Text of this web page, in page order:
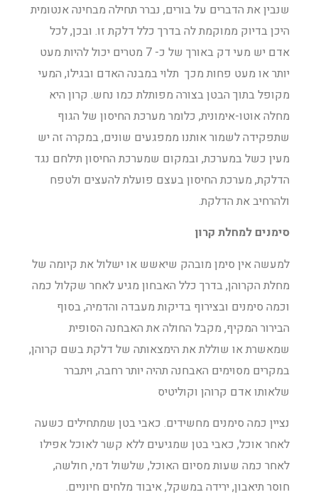
שנבין את הדברים על בורים, נברר תחילה מבחינה אנטומית
היכן בדיוק ממוקמת לה בדרך כלל דלקת זו. ובכן, לכל
אדם יש מעי דק באורך של כ- 7 מטרים יכול להיות מעט
יותר או מעט פחות מכך תלוי במבנה האדם ובגילו, המעי
מקופל בתוך הבטן בצורה מפותלת כמו נחש. קרון היא
מחלה אוטו-אימונית, כלומר מערכת החיסון של הגוף
שתפקידה לשמור אותנו ממפגעים שונים, במקרה זה יש
מעין כשל במערכת, ובמקום שמערכת החיסון תילחם נגד
הדלקת, מערכת החיסון בעצם פועלת להעצים ולטפח
ולהרחיב את הדלקת.
סימנים למחלת קרון
למעשה אין סימן מובהק שיאשש או ישלול את קיומה של
מחלת הקרוהן, בדרך כלל האבחון מגיע לאחר שקלול כמה
וכמה סימנים ובצירוף בדיקות מעבדה והדמיה, בסוף
הבירור המקיף, מקבל החולה את האבחנה הסופית
שמאשרת או שוללת את הימצאותה של דלקת בשם קרוהן,
במקרים מסוימים האבחנה תהיה יותר רחבה, ויתברר
שלאותו אדם קרוהן וקוליטיס
נציין כמה סימנים מחשידים. כאבי בטן שמתחילים כשעה
לאחר אוכל, כאבי בטן שמגיעים ללא קשר לאוכל אפילו
לאחר כמה שעות מסיום האוכל, שלשול דמי, חולשה,
חוסר תיאבון, ירידה במשקל, איבוד מלחים חיוניים.